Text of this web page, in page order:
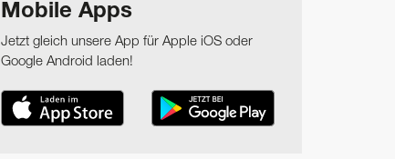
Mobile Apps
Jetzt gleich unsere App für Apple iOS oder
Google Android laden!